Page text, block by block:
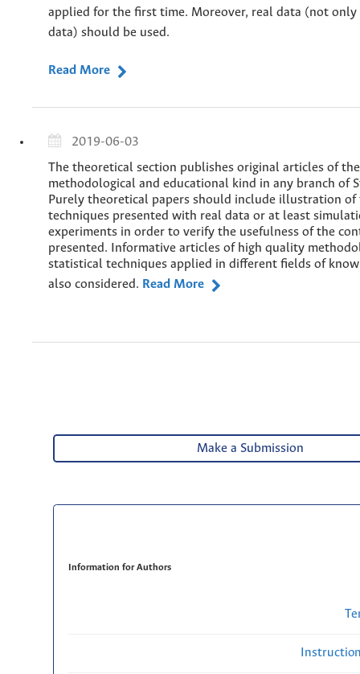
applied for the first time. Moreover, real data (not only
data) should be used.
Read More
2019-06-03
The theoretical section publishes original articles of
methodological and educational kind in any branch of
Purely theoretical papers should include illustration of
techniques presented with real data or at least
experiments in order to verify the usefulness of the
presented. Informative articles of high quality
statistical techniques applied in different fields of
also considered. Read More
Make a Submission
Information for Authors